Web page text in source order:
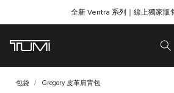
全新 Ventra 系列｜線上獨家販
包袋 Gregory 皮革肩背包